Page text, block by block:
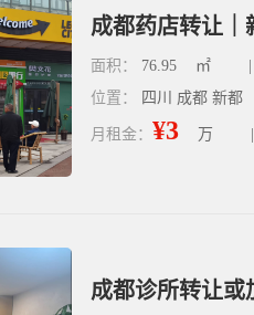
成都药店转让｜
面积： 76.95 ㎡
位置：
四川 成都 新都
月租金： ¥3 万
成都诊所转让或